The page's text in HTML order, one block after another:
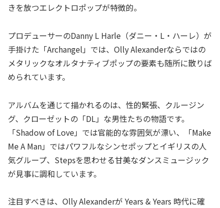
きを放つエレクトロポップが特徴的。
プロデューサーのDanny L Harle（ダニー・L・ハーレ）が
手掛けた「Archangel」では、Olly Alexanderならではの
メタリックなオルタナティブポップの要素も随所に散りば
められています。
アルバムを通じて描かれるのは、性的緊張、クルージン
グ、クローゼットの「DL」な男性たちの物語です。
「Shadow of Love」では官能的な雰囲気が漂い、「Make
Me A Man」ではパワフルなシンセポップとイギリスの人
気グループ、Stepsを思わせる甘美なダンスミュージック
が見事に調和しています。
注目すべきは、Olly Alexanderが Years & Years 時代に確